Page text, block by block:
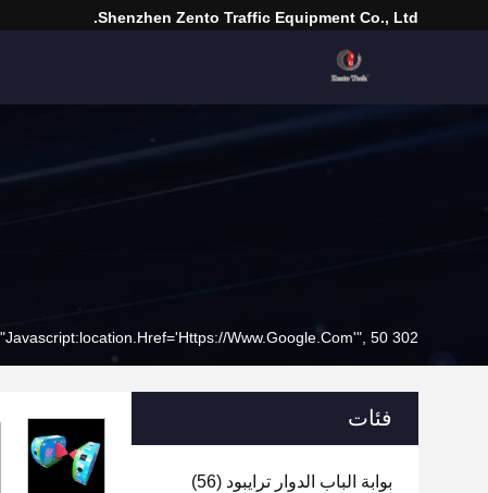
Shenzhen Zento Traffic Equipment Co., Ltd.
302 SetTimeout("javascript:location.href='https://www.google.com'", 50);
فئات
بوابة الباب الدوار ترايبود (56)